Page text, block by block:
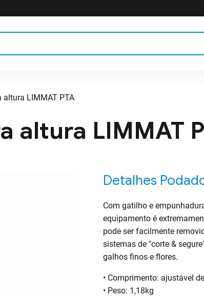
Poda de altura
poda Lupas para identificar pragas
altura LIMMAT PTA
altura LIMMAT
Detalhes
Com gatilho e
equipamento é
pode ser facilmente
sistemas de "corte &
galhos finos e flores.
• Comprimento: ajustável
• Peso: 1,18kg